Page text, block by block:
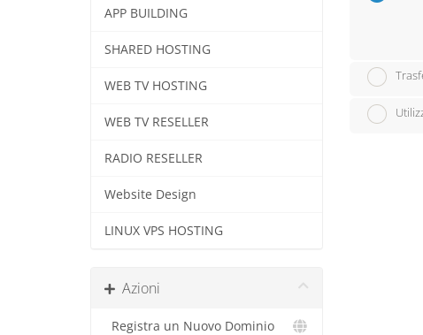
APP BUILDING
SHARED HOSTING
WEB TV HOSTING
WEB TV RESELLER
RADIO RESELLER
Website Design
LINUX VPS HOSTING
Azioni
Registra un Nuovo Dominio